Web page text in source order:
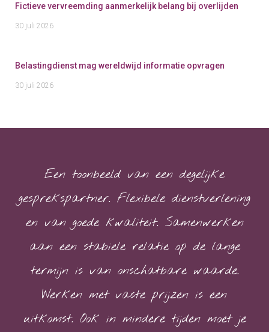
Fictieve vervreemding aanmerkelijk belang bij overlijden
30 juli 2026
Belastingdienst mag wereldwijd informatie opvragen
30 juli 2026
Een toonbeeld van een degelijke
gesprekspartner. Flexibele dienstverlening
en van goede kwaliteit. Samenwerken
aan een stabiele relatie op de lange
termijn is van onschatbare waarde.
Werken met vaste prijzen is een
uitkomst. Ook in mindere tijden moet je